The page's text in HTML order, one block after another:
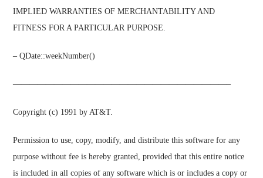
IMPLIED WARRANTIES OF MERCHANTABILITY AND
FITNESS FOR A PARTICULAR PURPOSE.
– QDate::weekNumber()
——————————————————————————–
Copyright (c) 1991 by AT&T.
Permission to use, copy, modify, and distribute this software for any
purpose without fee is hereby granted, provided that this entire notice
is included in all copies of any software which is or includes a copy or